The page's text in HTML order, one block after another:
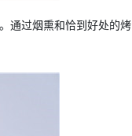
通过烟熏和恰到好处的烤